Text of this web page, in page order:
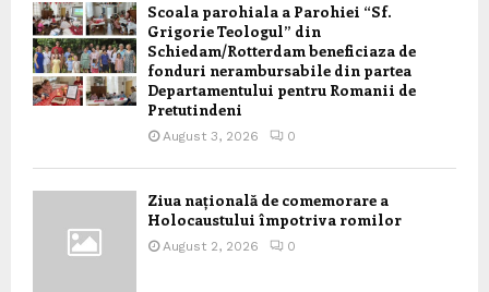
Scoala parohiala a Parohiei “Sf.
Grigorie Teologul” din
Schiedam/Rotterdam beneficiaza de
fonduri nerambursabile din partea
Departamentului pentru Romanii de
Pretutindeni
August 3, 2026 0
Ziua națională de comemorare a
Holocaustului împotriva romilor
August 2, 2026 0